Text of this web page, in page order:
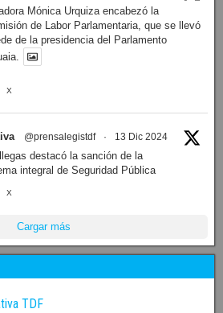
Mónica Urquiza encabezó la
de Labor Parlamentaria, que se llevó
de la presidencia del Parlamento
X
@prensalegistdf · 13 Dic 2024
destacó la sanción de la
integral de Seguridad Pública
X
Cargar más
TDF